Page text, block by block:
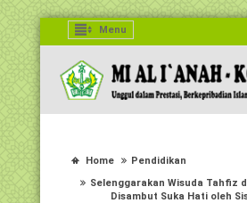
Menu
Home
Pendidikan
Selenggarakan Wisuda Tahfiz
Disambut Suka Hati oleh